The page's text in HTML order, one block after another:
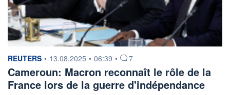
information fournie par
REUTERS • 13.08.2025 • 06:39 • 7
Cameroun: Macron reconnaît le rôle de la
France lors de la guerre d'indépendance